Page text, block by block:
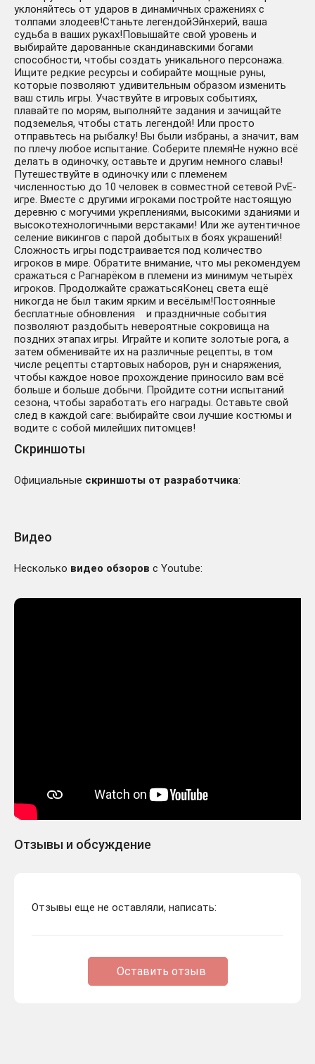
🔥 Tribes of Midgard | Steam
Россия 🔥
612 ₽
+113 руб.
Tribes of Midgard 💎STEAM
KEY RUSSIA+CIS СТИМ
ЛИЦЕНЗИЯ
490 ₽
-9 руб.
Tribes of Midgard (Steam
Ключ) РФ-СНГ-МИР +
ПОДАРОК
99 ₽
-400 руб.
STEAM КЛЮЧ/RU
уклоняйтесь от ударов в динамичных сражениях с
толпами злодеев!Станьте легендойЭйнхерий, ваша
судьба в ваших руках!Повышайте свой уровень и
выбирайте дарованные скандинавскими богами
способности, чтобы создать уникального персонажа.
Ищите редкие ресурсы и собирайте мощные руны,
которые позволяют удивительным образом изменить
ваш стиль игры. Участвуйте в игровых событиях,
плавайте по морям, выполняйте задания и зачищайте
подземелья, чтобы стать легендой! Или просто
отправьтесь на рыбалку! Вы были избраны, а значит, вам
по плечу любое испытание. Соберите племяНе нужно всё
делать в одиночку, оставьте и другим немного славы!
Путешествуйте в одиночку или с племенем
численностью до 10 человек в совместной сетевой PvE-
игре. Вместе с другими игроками постройте настоящую
деревню с могучими укреплениями, высокими зданиями и
высокотехнологичными верстаками! Или же аутентичное
селение викингов с парой добытых в боях украшений!
Сложность игры подстраивается под количество
игроков в мире. Обратите внимание, что мы рекомендуем
сражаться с Рагнарёком в племени из минимум четырёх
игроков. Продолжайте сражатьсяКонец света ещё
никогда не был таким ярким и весёлым!Постоянные
бесплатные обновления и праздничные события
позволяют раздобыть невероятные сокровища на
поздних этапах игры. Играйте и копите золотые рога, а
затем обменивайте их на различные рецепты, в том
числе рецепты стартовых наборов, рун и снаряжения,
чтобы каждое новое прохождение приносило вам всё
больше и больше добычи. Пройдите сотни испытаний
сезона, чтобы заработать его награды. Оставьте свой
след в каждой саге: выбирайте свои лучшие костюмы и
водите с собой милейших питомцев!
Скриншоты
Официальные скриншоты от разработчика:
Видео
Несколько видео обзоров с Youtube:
Отзывы и обсуждение
Отзывы еще не оставляли, написать:
Оставить отзыв